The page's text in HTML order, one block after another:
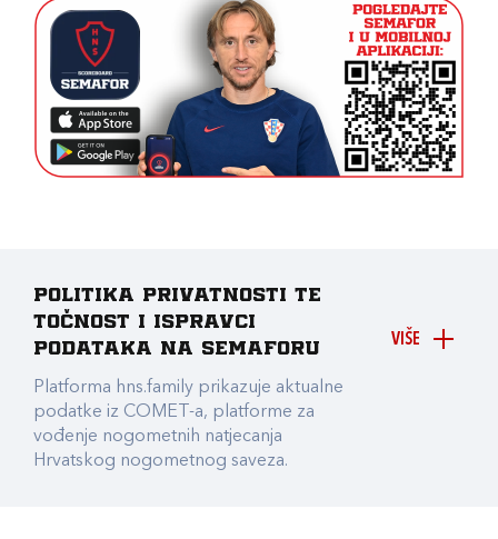
VIŠE
Politika privatnosti te
točnost i ispravci
podataka na Semaforu
Platforma hns.family prikazuje aktualne
podatke iz COMET-a, platforme za
vođenje nogometnih natjecanja
Hrvatskog nogometnog saveza.